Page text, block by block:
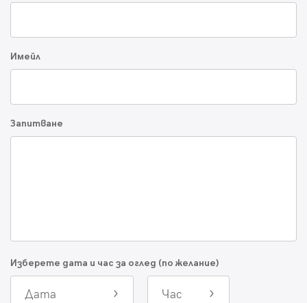
Имейл
Запитване
Изберете дата и час за оглед (по желание)
Дата Час